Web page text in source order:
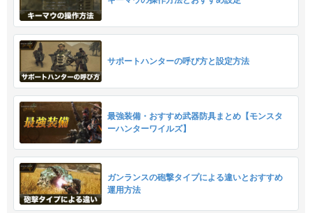
サポートハンターの呼び方と設定方法
最強装備・おすすめ武器防具まとめ【モンスタ
ーハンターワイルズ】
ガンランスの砲撃タイプによる違いとおすすめ
運用方法